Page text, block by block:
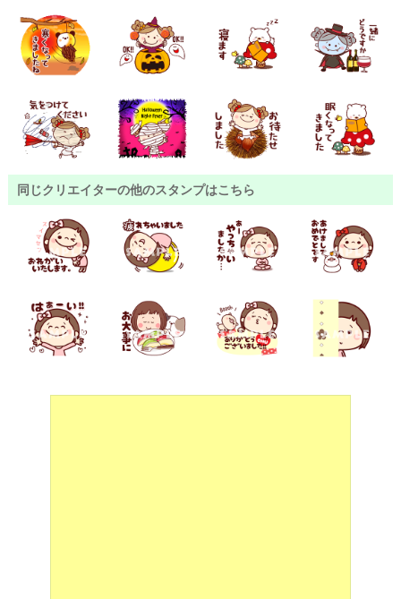
同じクリエイターの他のスタンプはこちら